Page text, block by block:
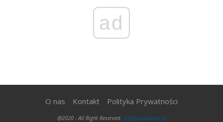
ad
O nas Kontakt Polityka Prywatności
@2020 - All Right Reserved. 300gospodarka.pl